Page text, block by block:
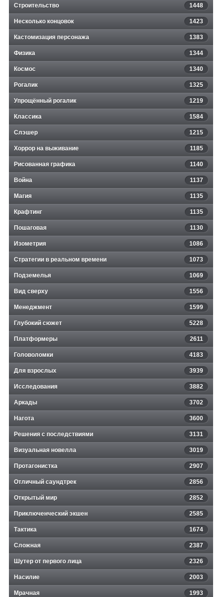
Строительство 1448
Несколько концовок 1423
Кастомизация персонажа 1383
Физика 1344
Космос 1340
Рогалик 1325
Упрощённый рогалик 1219
Классика 1584
Слэшер 1215
Хоррор на выживание 1185
Рисованная графика 1140
Война 1137
Магия 1135
Крафтинг 1135
Пошаговая 1130
Изометрия 1086
Стратегии в реальном времени 1073
Подземелья 1069
Вид сверху 1556
Менеджмент 1599
Глубокий сюжет 5228
Платформеры 2611
Головоломки 4183
Для взрослых 3939
Исследования 3882
Аркады 3702
Нагота 3600
Решения с последствиями 3131
Визуальная новелла 3019
Протагонистка 2907
Отличный саундтрек 2856
Открытый мир 2852
Приключенческий экшен 2585
Тактика 1674
Сложная 2387
Шутер от первого лица 2326
Насилие 2003
Мрачная 1993